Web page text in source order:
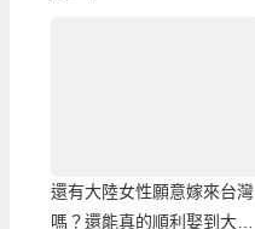
還有大陸女性願意嫁來台灣
嗎？還能真的順利娶到大陸